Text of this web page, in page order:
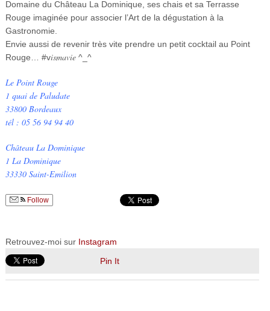
Domaine du Château La Dominique, ses chais et sa Terrasse
Rouge imaginée pour associer l’Art de la dégustation à la
Gastronomie.
Envie aussi de revenir très vite prendre un petit cocktail au Point
Rouge… #vismavie^_^
Le Point Rouge
1 quai de Paludate
33800 Bordeaux
tél : 05 56 94 94 40
Château La Dominique
1 La Dominique
33330 Saint-Emilion
Follow
Retrouvez-moi sur Instagram
Pin It